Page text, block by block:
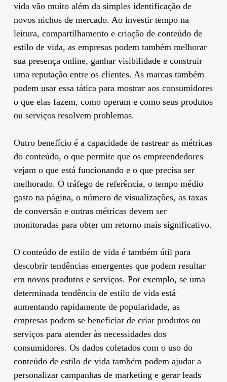
vida vão muito além da simples identificação de
novos nichos de mercado. Ao investir tempo na
leitura, compartilhamento e criação de conteúdo de
estilo de vida, as empresas podem também melhorar
sua presença online, ganhar visibilidade e construir
uma reputação entre os clientes. As marcas também
podem usar essa tática para mostrar aos consumidores
o que elas fazem, como operam e como seus produtos
ou serviços resolvem problemas.
Outro benefício é a capacidade de rastrear as métricas
do conteúdo, o que permite que os empreendedores
vejam o que está funcionando e o que precisa ser
melhorado. O tráfego de referência, o tempo médio
gasto na página, o número de visualizações, as taxas
de conversão e outras métricas devem ser
monitoradas para obter um retorno mais significativo.
O conteúdo de estilo de vida é também útil para
descobrir tendências emergentes que podem resultar
em novos produtos e serviços. Por exemplo, se uma
determinada tendência de estilo de vida está
aumentando rapidamente de popularidade, as
empresas podem se beneficiar de criar produtos ou
serviços para atender às necessidades dos
consumidores. Os dados coletados com o uso do
conteúdo de estilo de vida também podem ajudar a
personalizar campanhas de marketing e gerar leads